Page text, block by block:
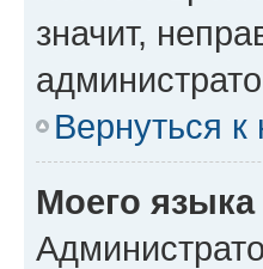
значит,
Вернуться к
Моего языка